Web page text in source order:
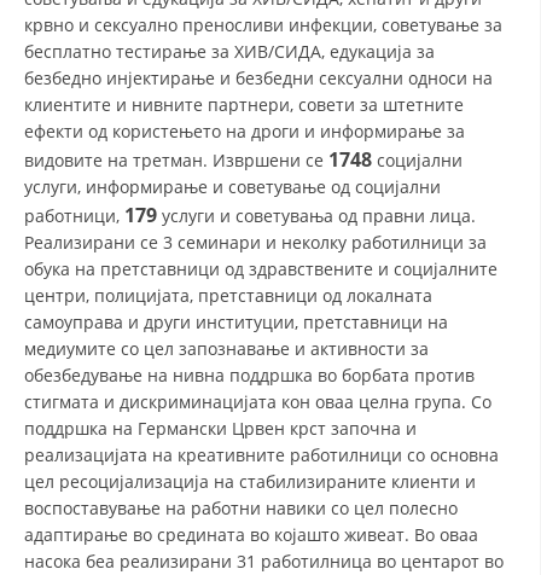
крвно и сексуално преносливи инфекции, советување за
бесплатно тестирање за ХИВ/СИДА, едукација за
безбедно инјектирање и безбедни сексуални односи на
клиентите и нивните партнери, совети за штетните
ефекти од користењето на дроги и информирање за
видовите на третман. Извршени се 1748 социјални
услуги, информирање и советување од социјални
работници, 179 услуги и советувања од правни лица.
Реализирани се 3 семинари и неколку работилници за
обука на претставници од здравствените и социјалните
центри, полицијата, претставници од локалната
самоуправа и други институции, претставници на
медиумите со цел запознавање и активности за
обезбедување на нивна поддршка во борбата против
стигмата и дискриминацијата кон оваа целна група. Со
поддршка на Германски Црвен крст започна и
реализацијата на креативните работилници со основна
цел ресоцијализација на стабилизираните клиенти и
воспоставување на работни навики со цел полесно
адаптирање во средината во којашто живеат. Во оваа
насока беа реализирани 31 работилница во центарот во